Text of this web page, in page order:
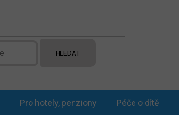
HLEDAT
Pro hotely, penziony Péče o dítě